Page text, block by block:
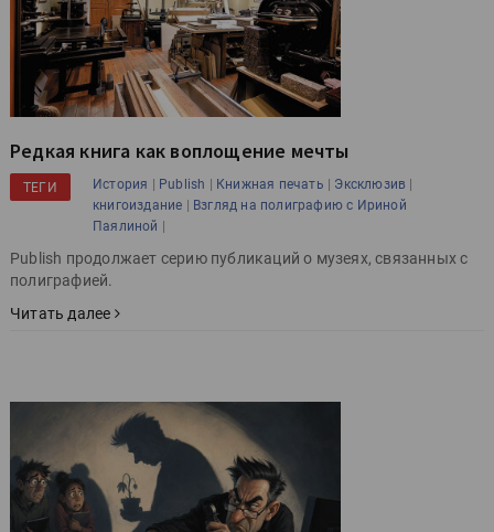
Редкая книга как воплощение мечты
ТЕГИ История | Publish | Книжная печать | Эксклюзив |
книгоиздание | Взгляд на полиграфию с Ириной
Паялиной |
Publish продолжает серию публикаций о музеях, связанных с
полиграфией.
Читать далее